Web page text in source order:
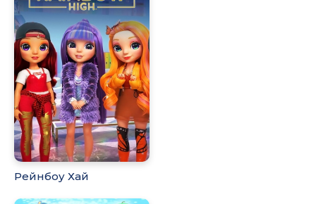
Рейнбоу Хай